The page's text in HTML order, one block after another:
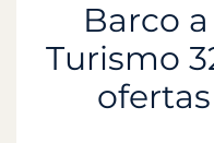
Barco
Turismo